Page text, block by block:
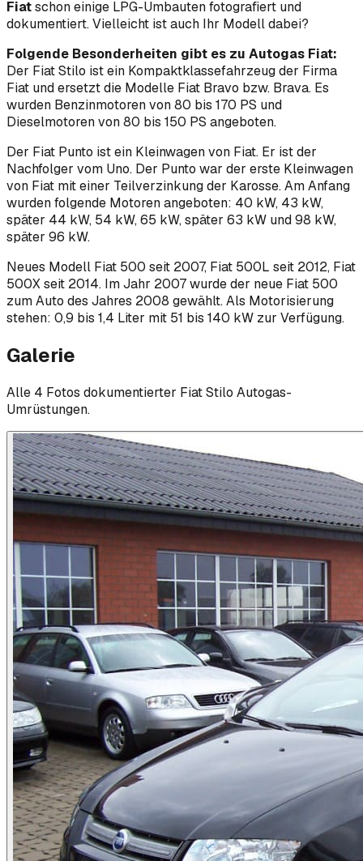
Fiatschon einige LPG-Umbauten fotografiert und
dokumentiert. Vielleicht ist auch Ihr Modell dabei?
Folgende Besonderheiten gibt es zu Autogas Fiat:
Der Fiat Stilo ist ein Kompaktklassefahrzeug der Firma
Fiat und ersetzt die Modelle Fiat Bravo bzw. Brava. Es
wurden Benzinmotoren von 80 bis 170 PS und
Dieselmotoren von 80 bis 150 PS angeboten.
Der Fiat Punto ist ein Kleinwagen von Fiat. Er ist der
Nachfolger vom Uno. Der Punto war der erste Kleinwagen
von Fiat mit einer Teilverzinkung der Karosse. Am Anfang
wurden folgende Motoren angeboten: 40 kW, 43 kW,
später 44 kW, 54 kW, 65 kW, später 63 kW und 98 kW,
später 96 kW.
Neues Modell Fiat 500 seit 2007, Fiat 500L seit 2012, Fiat
500X seit 2014. Im Jahr 2007 wurde der neue Fiat 500
zum Auto des Jahres 2008 gewählt. Als Motorisierung
stehen: 0,9 bis 1,4 Liter mit 51 bis 140 kW zur Verfügung.
Galerie
Alle 4 Fotos dokumentierter FiatStilo Autogas-
Umrüstungen.